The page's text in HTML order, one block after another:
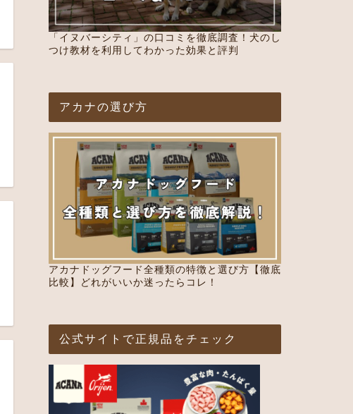
「イヌバーシティ」の口コミを徹底調査！犬のし
つけ教材を利用してわかった効果と評判
アカナの選び方
アカナドッグフード全種類の特徴と選び方【徹底
比較】どれがいいか迷ったらコレ！
公式サイトで正規品をチェック